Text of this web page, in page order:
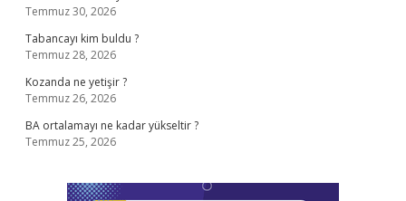
Temmuz 30, 2026
Tabancayı kim buldu ?
Temmuz 28, 2026
Kozanda ne yetişir ?
Temmuz 26, 2026
BA ortalamayı ne kadar yükseltir ?
Temmuz 25, 2026